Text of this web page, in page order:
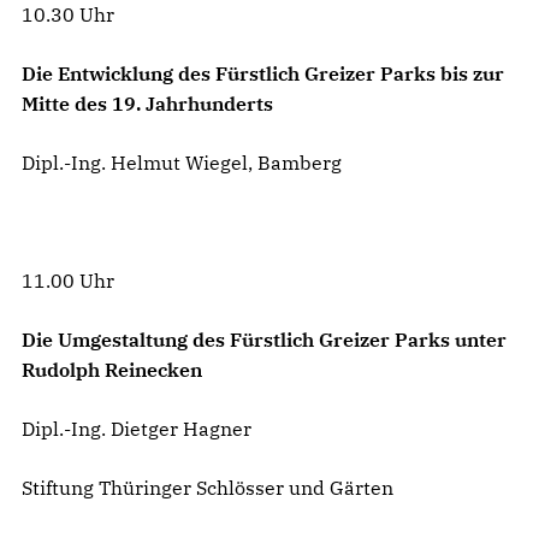
10.30 Uhr
Die Entwicklung des Fürstlich Greizer Parks bis zur
Mitte des 19. Jahrhunderts
Dipl.-Ing. Helmut Wiegel, Bamberg
11.00 Uhr
Die Umgestaltung des Fürstlich Greizer Parks unter
Rudolph Reinecken
Dipl.-Ing. Dietger Hagner
Stiftung Thüringer Schlösser und Gärten